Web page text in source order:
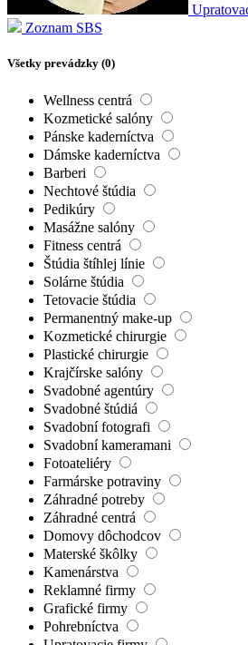
Zoznam SBS
Všetky prevádzky (0)
Wellness centrá
Kozmetické salóny
Pánske kaderníctva
Dámske kaderníctva
Barberi
Nechtové štúdia
Pedikúry
Masážne salóny
Fitness centrá
Štúdia štíhlej línie
Solárne štúdia
Tetovacie štúdia
Permanentný make-up
Kozmetické chirurgie
Plastické chirurgie
Krajčírske salóny
Svadobné agentúry
Svadobné štúdiá
Svadobní fotografi
Svadobní kameramani
Fotoateliéry
Farmárske potraviny
Záhradné potreby
Záhradné centrá
Domovy dôchodcov
Materské škôlky
Kamenárstva
Reklamné firmy
Grafické firmy
Pohrebníctva